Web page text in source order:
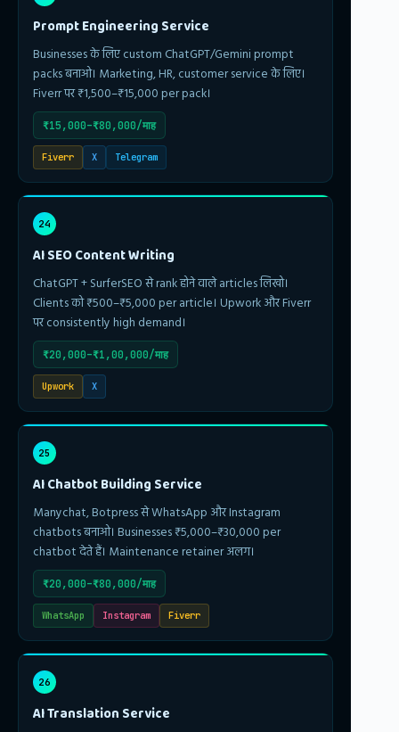
Prompt Engineering Service
Businesses के लिए custom ChatGPT/Gemini prompt
packs बनाओ। Marketing, HR, customer service के लिए।
Fiverr पर ₹1,500–₹15,000 per pack।
₹15,000–₹80,000/माह
Fiverr X Telegram
24
AI SEO Content Writing
ChatGPT + SurferSEO से rank होने वाले articles लिखो।
Clients को ₹500–₹5,000 per article। Upwork और Fiverr
पर consistently high demand।
₹20,000–₹1,00,000/माह
Upwork X
25
AI Chatbot Building Service
Manychat, Botpress से WhatsApp और Instagram
chatbots बनाओ। Businesses ₹5,000–₹30,000 per
chatbot देते हैं। Maintenance retainer अलग।
₹20,000–₹80,000/माह
WhatsApp Instagram Fiverr
26
AI Translation Service